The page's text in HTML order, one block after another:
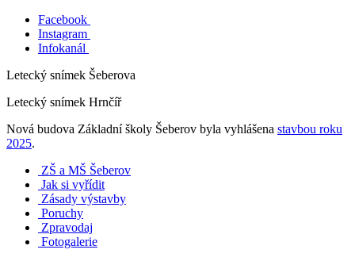
Facebook
Instagram
Infokanál
Letecký snímek Šeberova
Letecký snímek Hrnčíř
Nová budova Základní školy Šeberov byla vyhlášena stavbou roku
2025.
ZŠ a MŠ Šeberov
Jak si vyřídit
Zásady výstavby
Poruchy
Zpravodaj
Fotogalerie